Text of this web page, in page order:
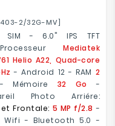
2/32G-MV]
SIM - 6.0" IPS TFT
Mediatek
Helio A22, Quad-core
- Android 12 - RAM 2
Mémoire 32 Go -
Photo Arriére:
et Frontale: 5 MP f/2.8 -
Wifi - Bluetooth 5.0 -